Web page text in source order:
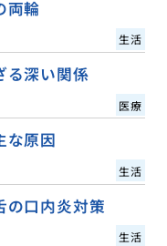
両輪
生活
る深い関係
医療
な原因
生活
の口内炎対策
生活